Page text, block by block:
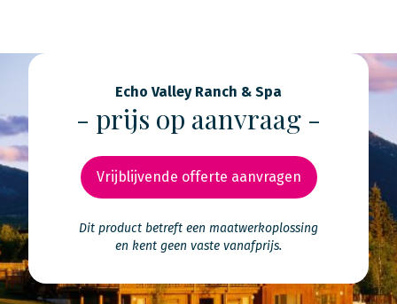
Echo Valley Ranch & Spa
- prijs op aanvraag -
Vrijblijvende offerte aanvragen
Dit product betreft een maatwerkoplossing
en kent geen vaste vanafprijs.